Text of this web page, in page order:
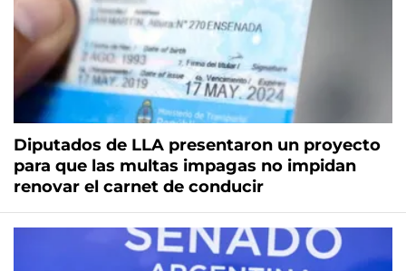
Diputados de LLA presentaron un proyecto
para que las multas impagas no impidan
renovar el carnet de conducir